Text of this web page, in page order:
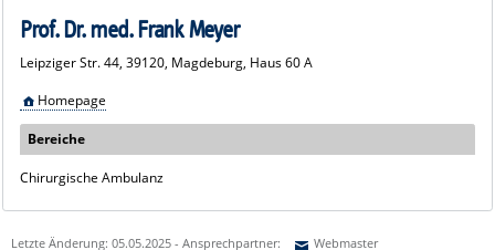
Prof. Dr. med. Frank Meyer
Leipziger Str. 44, 39120, Magdeburg, Haus 60 A
Homepage
Bereiche
Chirurgische Ambulanz
Letzte Änderung: 05.05.2025 - Ansprechpartner: Webmaster